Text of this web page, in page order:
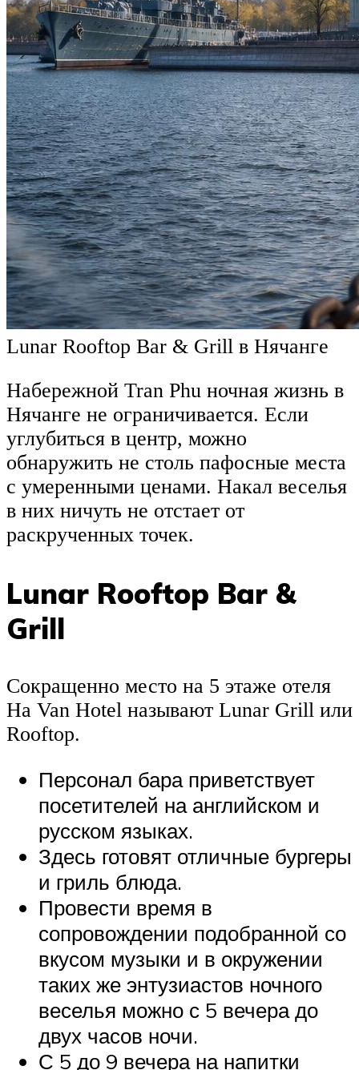
Lunar Rooftop Bar & Grill в Нячанге
Набережной Tran Phu ночная жизнь в
Нячанге не ограничивается. Если
углубиться в центр, можно
обнаружить не столь пафосные места
с умеренными ценами. Накал веселья
в них ничуть не отстает от
раскрученных точек.
Lunar Rooftop Bar &
Grill
Сокращенно место на 5 этаже отеля
Ha Van Hotel называют Lunar Grill или
Rooftop.
Персонал бара приветствует
посетителей на английском и
русском языках.
Здесь готовят отличные бургеры
и гриль блюда.
Провести время в
сопровождении подобранной со
вкусом музыки и в окружении
таких же энтузиастов ночного
веселья можно с 5 вечера до
двух часов ночи.
С 5 до 9 вечера на напитки